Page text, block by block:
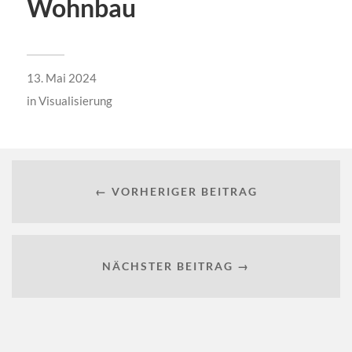
Wohnbau
13. Mai 2024
inVisualisierung
← VORHERIGER BEITRAG
NÄCHSTER BEITRAG →